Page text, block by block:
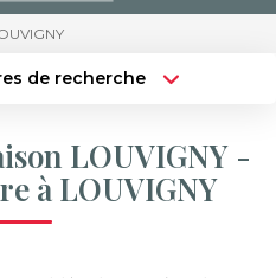
Neuf
COMMERCES
de recherche
Surface minLOUVIGNY -
à LOUVIGNY